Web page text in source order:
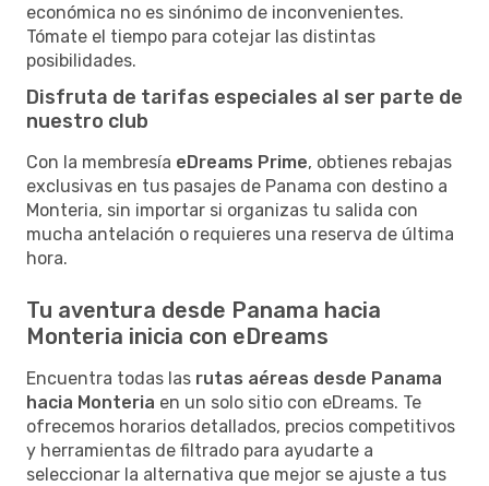
económica no es sinónimo de inconvenientes.
Tómate el tiempo para cotejar las distintas
posibilidades.
Disfruta de tarifas especiales al ser parte de
nuestro club
Con la membresía eDreams Prime, obtienes rebajas
exclusivas en tus pasajes de Panama con destino a
Monteria, sin importar si organizas tu salida con
mucha antelación o requieres una reserva de última
hora.
Tu aventura desde Panama hacia
Monteria inicia con eDreams
Encuentra todas las rutas aéreas desde Panama
hacia Monteria en un solo sitio con eDreams. Te
ofrecemos horarios detallados, precios competitivos
y herramientas de filtrado para ayudarte a
seleccionar la alternativa que mejor se ajuste a tus